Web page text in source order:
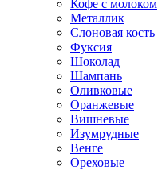
Кофе с молоком
Металлик
Слоновая кость
Фуксия
Шоколад
Шампань
Оливковые
Оранжевые
Вишневые
Изумрудные
Венге
Ореховые